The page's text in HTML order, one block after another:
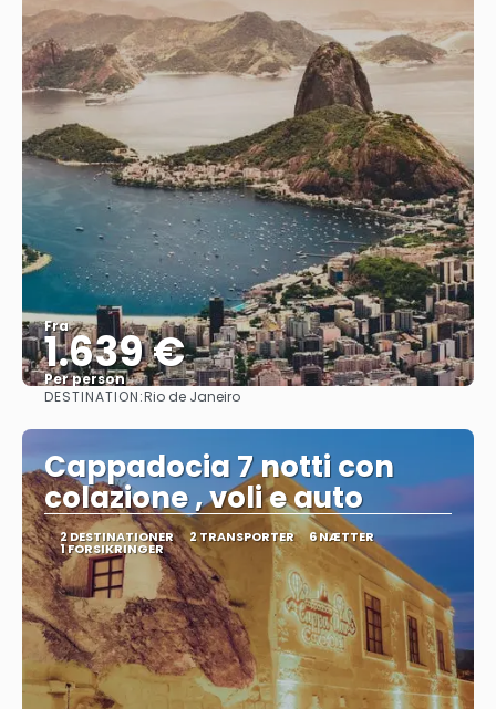
Fra
1.639 €
Per person
Se
DESTINATION:Rio de Janeiro
Cappadocia 7 notti con
colazione , voli e auto
2 DESTINATIONER 2 TRANSPORTER 6 NÆTTER
1 FORSIKRINGER